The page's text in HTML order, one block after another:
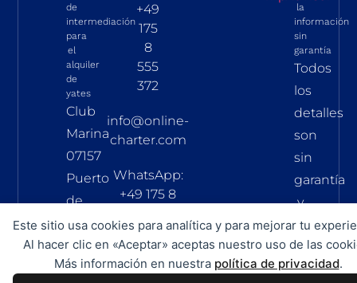
Este sitio usa cookies para analítica y para mejorar tu
Al hacer clic en «Aceptar» aceptas nuestro uso de las
Más información en nuestra política de privacidad.
de
intermediación
para
el
alquiler
de
yates
Club
Marina
07157
Puerto
de
Andratx
Mallorca
–
+49
175
8
555
372
info@online-
charter.com
WhatsApp:
+49 175 8
la
información
sin
garantía
Todos
los
detalles
son
sin
garantía
y
se
basan